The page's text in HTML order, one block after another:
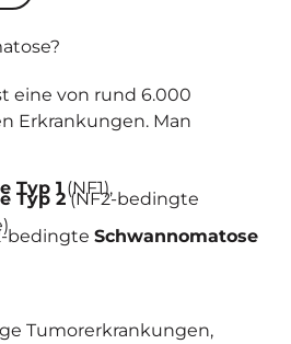
?
eine von rund 6.000
Erkrankungen. Man
Typ 1 (NF1),
Typ 2(NF2-bedingte
bedingteSchwannomatose
Tumorerkrankungen,